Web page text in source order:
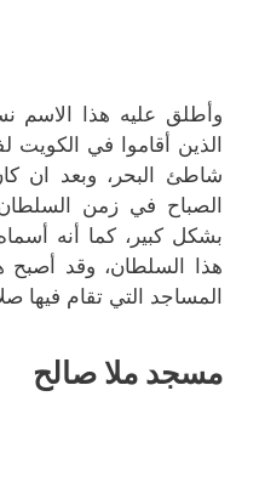
وأطلق عليه هذا الاسم
الذين أقاموا في
شاطئ البحر، وبعد ان
الصباح في زمن
بشكل كبير، كما أنه
هذا السلطان، وقد أصبح
المساجد التي تقام فيها
مسجد ملا صالح